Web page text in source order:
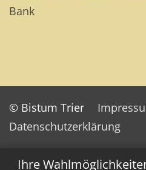
Ihre
Bank
© Bistum Trier
Datenschutzerklärung